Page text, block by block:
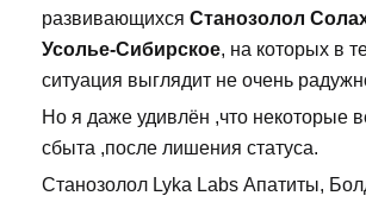
развивающихся Станозолол
Усолье-Сибирское, на которых в
ситуация выглядит не очень
Но я даже удивлён ,что некоторые
сбыта ,после лишения статуса.
Станозолол Lyka Labs Апатиты,